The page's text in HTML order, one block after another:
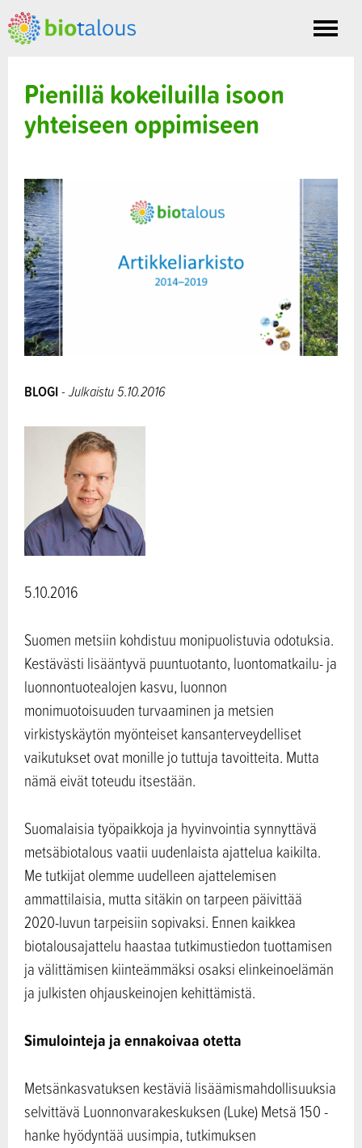
Toggle
Pienillä kokeiluilla isoon
yhteiseen oppimiseen
BLOGI- Julkaistu 5.10.2016
5.10.2016
Suomen metsiin kohdistuu monipuolistuvia odotuksia.
Kestävästi lisääntyvä puuntuotanto, luontomatkailu- ja
luonnontuotealojen kasvu, luonnon
monimuotoisuuden turvaaminen ja metsien
virkistyskäytön myönteiset kansanterveydelliset
vaikutukset ovat monille jo tuttuja tavoitteita. Mutta
nämä eivät toteudu itsestään.
Suomalaisia työpaikkoja ja hyvinvointia synnyttävä
metsäbiotalous vaatii uudenlaista ajattelua kaikilta.
Me tutkijat olemme uudelleen ajattelemisen
ammattilaisia, mutta sitäkin on tarpeen päivittää
2020-luvun tarpeisiin sopivaksi. Ennen kaikkea
biotalousajattelu haastaa tutkimustiedon tuottamisen
ja välittämisen kiinteämmäksi osaksi elinkeinoelämän
ja julkisten ohjauskeinojen kehittämistä.
Simulointeja ja ennakoivaa otetta
Metsänkasvatuksen kestäviä lisäämismahdollisuuksia
selvittävä Luonnonvarakeskuksen (Luke) Metsä 150 -
hanke hyödyntää uusimpia, tutkimuksen